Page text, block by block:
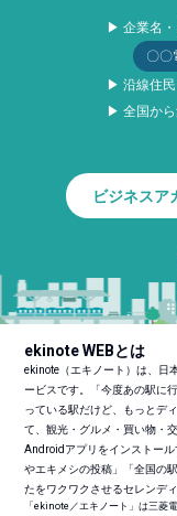
▶ 企業名・
〇〇
▶ 沿線住民
▶ 全国から
ビジネスア
ekinote WEBとは
ekinote（エキノート）は、日
ービスです。「今度あの駅に
っている駅だけど、もっとデ
て、観光・グルメ・買い物・
Androidアプリをインストー
やエキメシの投稿」「全国の
たをワクワクさせるセレンデ
「ekinote／エキノート」は三菱